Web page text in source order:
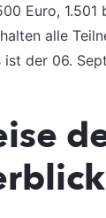
Euro,
alle
ist der 06.